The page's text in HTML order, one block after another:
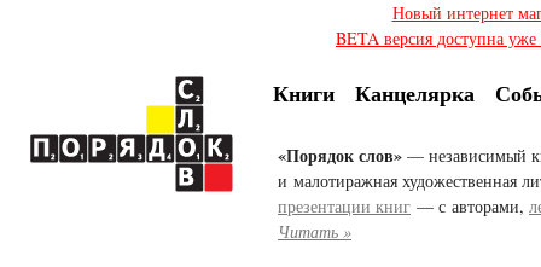
Новый интернет
BETA версия доступна
Книги Канцелярка
«Порядок слов» — независимый
и малотиражная художественная
презентации книг — с авторами,
Читать »